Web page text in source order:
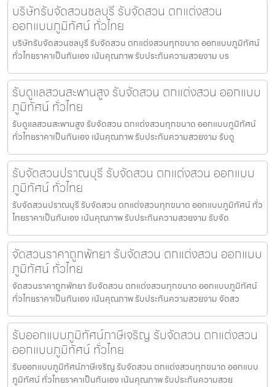
บริษัทรับจัดสวนชลบุรี รับจัดสวน ตกแต่งสวน
ออกแบบภูมิทัศน์ ทั่วไทย
บริษัทรับจัดสวนชลบุรี รับจัดสวน ตกแต่งสวนทุกขนาด ออกแบบภูมิทัศน์
ทั่วไทยราคาเป็นกันเอง เน้นคุณภาพ รับประกันความสวยงาม บร
รับดูแลสวนสะพานสูง รับจัดสวน ตกแต่งสวน ออกแบบ
ภูมิทัศน์ ทั่วไทย
รับดูแลสวนสะพานสูง รับจัดสวน ตกแต่งสวนทุกขนาด ออกแบบภูมิทัศน์
ทั่วไทยราคาเป็นกันเอง เน้นคุณภาพ รับประกันความสวยงาม รับดู
รับจัดสวนปราณบุรี รับจัดสวน ตกแต่งสวน ออกแบบ
ภูมิทัศน์ ทั่วไทย
รับจัดสวนปราณบุรี รับจัดสวน ตกแต่งสวนทุกขนาด ออกแบบภูมิทัศน์ ทั่ว
ไทยราคาเป็นกันเอง เน้นคุณภาพ รับประกันความสวยงาม รับจัด
จัดสวนราคาถูกพัทยา รับจัดสวน ตกแต่งสวน ออกแบบ
ภูมิทัศน์ ทั่วไทย
จัดสวนราคาถูกพัทยา รับจัดสวน ตกแต่งสวนทุกขนาด ออกแบบภูมิทัศน์
ทั่วไทยราคาเป็นกันเอง เน้นคุณภาพ รับประกันความสวยงาม จัดสว
รับออกแบบภูมิทัศน์ภาษีเจริญ รับจัดสวน ตกแต่งสวน
ออกแบบภูมิทัศน์ ทั่วไทย
รับออกแบบภูมิทัศน์ภาษีเจริญ รับจัดสวน ตกแต่งสวนทุกขนาด ออกแบบ
ภูมิทัศน์ ทั่วไทยราคาเป็นกันเอง เน้นคุณภาพ รับประกันความสวย